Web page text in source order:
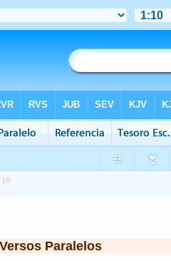
10
Versos Paralelos